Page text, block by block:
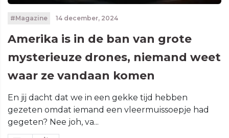
#Magazine 14 december, 2024
Amerika is in de ban van grote
mysterieuze drones, niemand weet
waar ze vandaan komen
En jij dacht dat we in een gekke tijd hebben
gezeten omdat iemand een vleermuissoepje had
gegeten? Nee joh, va...